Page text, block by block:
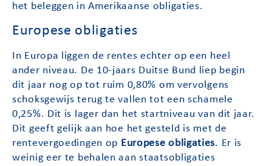
het beleggen in Amerikaanse obligaties.
Europese obligaties
In Europa liggen de rentes echter op een heel
ander niveau. De 10-jaars Duitse Bund liep begin
dit jaar nog op tot ruim 0,80% om vervolgens
schoksgewijs terug te vallen tot een schamele
0,25%. Dit is lager dan het startniveau van dit jaar.
Dit geeft gelijk aan hoe het gesteld is met de
rentevergoedingen op Europese obligaties. Er is
weinig eer te behalen aan staatsobligaties